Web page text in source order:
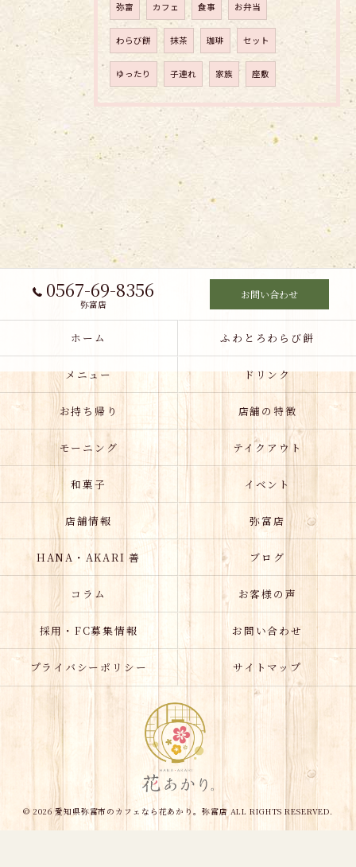
弥富 カフェ 食事 お弁当
わらび餅 抹茶 珈琲 セット
ゆったり 子連れ 家族 座敷
0567-69-8356
弥富店
お問い合わせ
ホーム ふわとろわらび餅
メニュー ドリンク
お持ち帰り 店舗の特徴
モーニング テイクアウト
和菓子 イベント
店舗情報 弥富店
HANA・AKARI 善 ブログ
コラム お客様の声
採用・FC募集情報 お問い合わせ
プライバシーポリシー サイトマップ
© 2026 愛知県弥富市のカフェなら花あかり。弥富店 ALL RIGHTS RESERVED.